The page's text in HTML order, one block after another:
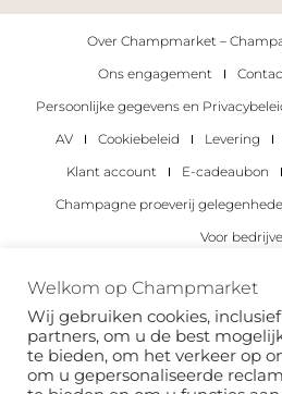
Over Champmarket –
Ons engagement
Persoonlijke gegevens en
AV
Cookiebeleid Levering
Klant account
E-cadeaubon
Champagne proeverij
Voor
Copyright 2022 © alle
Welkom op Champmarket
Wij gebruiken cookies,
partners, om u de best
te bieden, om het verkeer op
om u gepersonaliseerde